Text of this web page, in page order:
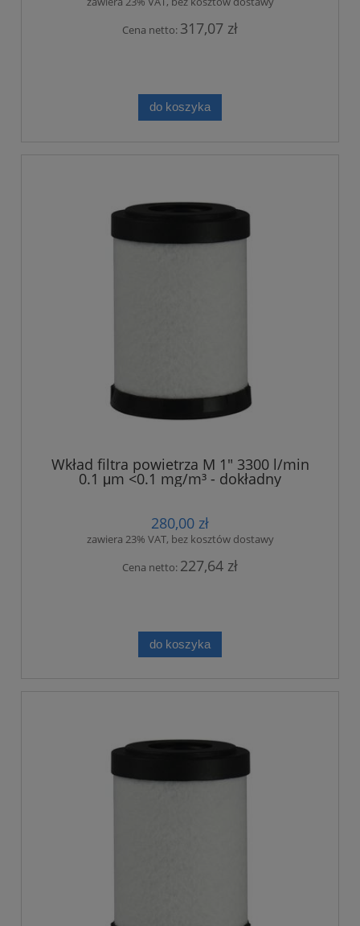
Cena netto: 317,07 zł
do koszyka
Wkład filtra powietrza M 1" 3300 l/min
0.1 μm <0.1 mg/m³ - dokładny
280,00 zł
zawiera 23% VAT, bez kosztów dostawy
Cena netto: 227,64 zł
do koszyka